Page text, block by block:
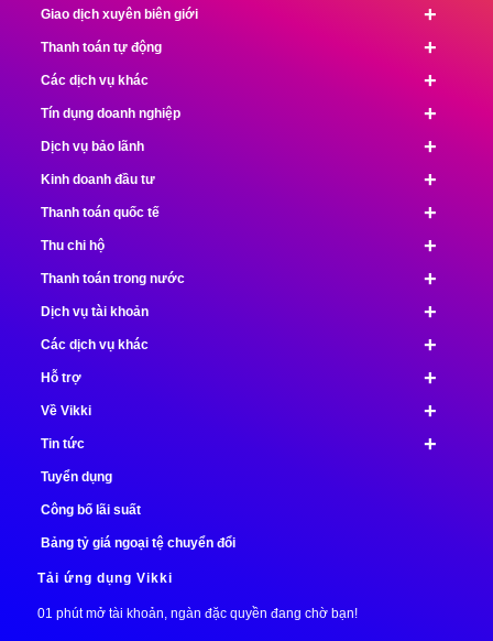
+
Giao dịch xuyên biên giới
+
Thanh toán tự động
+
Các dịch vụ khác
+
Tín dụng doanh nghiệp
+
Dịch vụ bảo lãnh
+
Kinh doanh đầu tư
+
Thanh toán quốc tế
+
Thu chi hộ
+
Thanh toán trong nước
+
Dịch vụ tài khoản
+
Các dịch vụ khác
+
Hỗ trợ
+
Về Vikki
+
Tin tức
Tuyển dụng
Công bố lãi suất
Bảng tỷ giá ngoại tệ chuyển đổi
Tải ứng dụng Vikki
01 phút mở tài khoản, ngàn đặc quyền đang chờ bạn!